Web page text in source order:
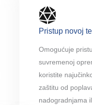
Pristup novoj
Omogućuje
suvremenoj
koristite
zaštitu od
nadogradnjama